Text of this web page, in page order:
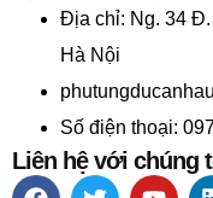
Địa chỉ: Ng. 34
Hà Nội
Số điện thoại:
Liên hệ với chúng